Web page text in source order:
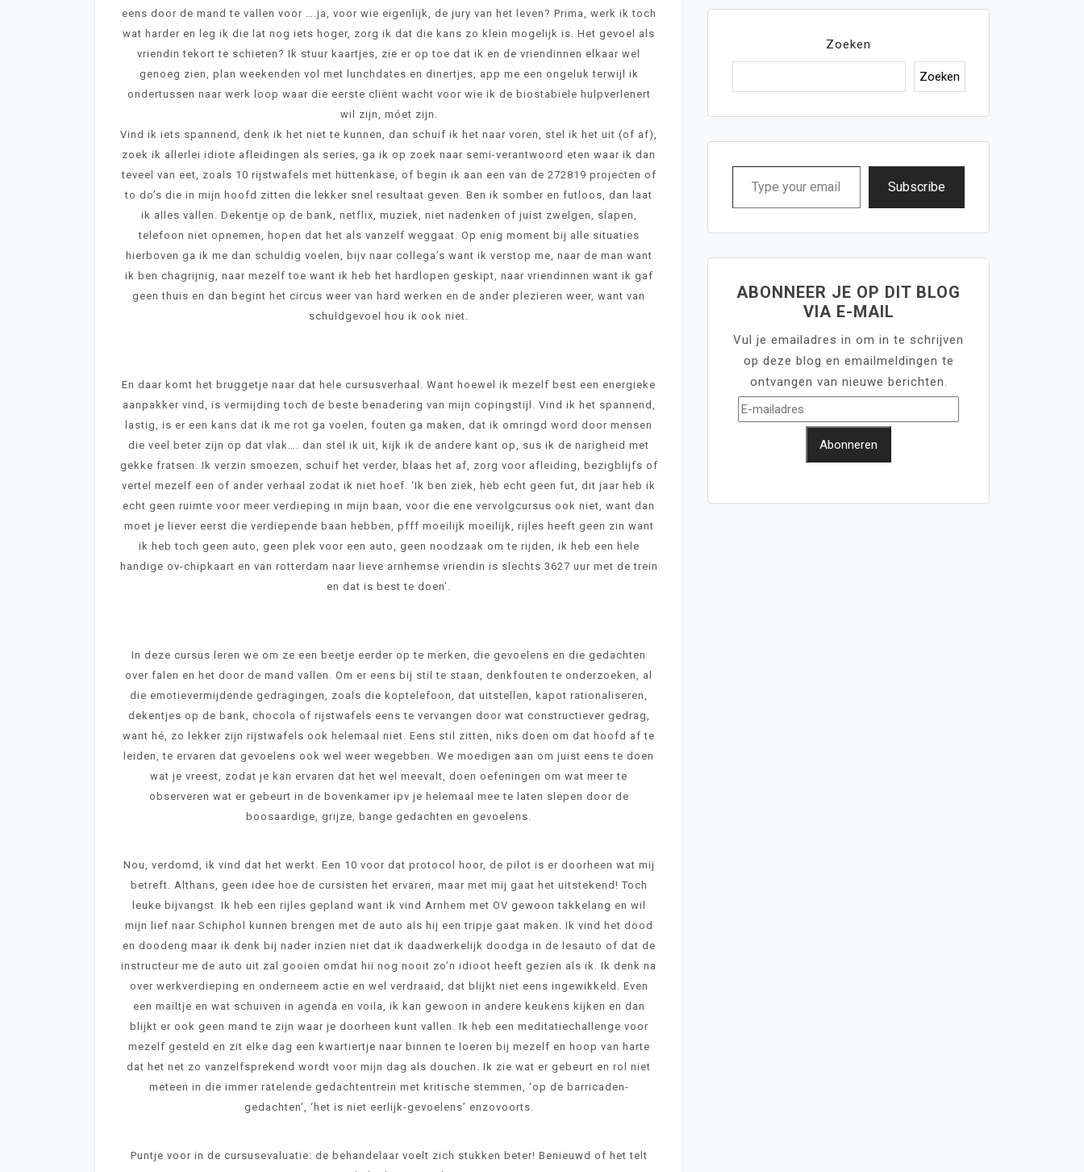
eens door de mand te vallen voor ….ja, voor wie eigenlijk, de jury van het leven? Prima, werk ik toch
wat harder en leg ik die lat nog iets hoger, zorg ik dat die kans zo klein mogelijk is. Het gevoel als
vriendin tekort te schieten? Ik stuur kaartjes, zie er op toe dat ik en de vriendinnen elkaar wel
genoeg zien, plan weekenden vol met lunchdates en dinertjes, app me een ongeluk terwijl ik
ondertussen naar werk loop waar die eerste cliënt wacht voor wie ik de biostabiele hulpverlenert
wil zijn, móet zijn.
Vind ik iets spannend, denk ik het niet te kunnen, dan schuif ik het naar voren, stel ik het uit (of af),
zoek ik allerlei idiote afleidingen als series, ga ik op zoek naar semi-verantwoord eten waar ik dan
teveel van eet, zoals 10 rijstwafels met hüttenkäse, of begin ik aan een van de 272819 projecten of
to do’s die in mijn hoofd zitten die lekker snel resultaat geven. Ben ik somber en futloos, dan laat
ik alles vallen. Dekentje op de bank, netflix, muziek, niet nadenken of juist zwelgen, slapen,
telefoon niet opnemen, hopen dat het als vanzelf weggaat. Op enig moment bij alle situaties
hierboven ga ik me dan schuldig voelen, bijv naar collega’s want ik verstop me, naar de man want
ik ben chagrijnig, naar mezelf toe want ik heb het hardlopen geskipt, naar vriendinnen want ik gaf
geen thuis en dan begint het circus weer van hard werken en de ander plezieren weer, want van
schuldgevoel hou ik ook niet.
En daar komt het bruggetje naar dat hele cursusverhaal. Want hoewel ik mezelf best een energieke
aanpakker vind, is vermijding toch de beste benadering van mijn copingstijl. Vind ik het spannend,
lastig, is er een kans dat ik me rot ga voelen, fouten ga maken, dat ik omringd word door mensen
die veel beter zijn op dat vlak…. dan stel ik uit, kijk ik de andere kant op, sus ik de narigheid met
gekke fratsen. Ik verzin smoezen, schuif het verder, blaas het af, zorg voor afleiding, bezigblijfs of
vertel mezelf een of ander verhaal zodat ik niet hoef. ‘Ik ben ziek, heb echt geen fut, dit jaar heb ik
echt geen ruimte voor meer verdieping in mijn baan, voor die ene vervolgcursus ook niet, want dan
moet je liever eerst die verdiepende baan hebben, pfff moeilijk moeilijk, rijles heeft geen zin want
ik heb toch geen auto, geen plek voor een auto, geen noodzaak om te rijden, ik heb een hele
handige ov-chipkaart en van rotterdam naar lieve arnhemse vriendin is slechts 3627 uur met de trein
en dat is best te doen’.
In deze cursus leren we om ze een beetje eerder op te merken, die gevoelens en die gedachten
over falen en het door de mand vallen. Om er eens bij stil te staan, denkfouten te onderzoeken, al
die emotievermijdende gedragingen, zoals die koptelefoon, dat uitstellen, kapot rationaliseren,
dekentjes op de bank, chocola of rijstwafels eens te vervangen door wat constructiever gedrag,
want hé, zo lekker zijn rijstwafels ook helemaal niet. Eens stil zitten, niks doen om dat hoofd af te
leiden, te ervaren dat gevoelens ook wel weer wegebben. We moedigen aan om juist eens te doen
wat je vreest, zodat je kan ervaren dat het wel meevalt, doen oefeningen om wat meer te
observeren wat er gebeurt in de bovenkamer ipv je helemaal mee te laten slepen door de
boosaardige, grijze, bange gedachten en gevoelens.
Nou, verdomd, ik vind dat het werkt. Een 10 voor dat protocol hoor, de pilot is er doorheen wat mij
betreft. Althans, geen idee hoe de cursisten het ervaren, maar met mij gaat het uitstekend! Toch
leuke bijvangst. Ik heb een rijles gepland want ik vind Arnhem met OV gewoon takkelang en wil
mijn lief naar Schiphol kunnen brengen met de auto als hij een tripje gaat maken. Ik vind het dood
en doodeng maar ik denk bij nader inzien niet dat ik daadwerkelijk doodga in de lesauto of dat de
instructeur me de auto uit zal gooien omdat hii nog nooit zo’n idioot heeft gezien als ik. Ik denk na
over werkverdieping en onderneem actie en wel verdraaid, dat blijkt niet eens ingewikkeld. Even
een mailtje en wat schuiven in agenda en voila, ik kan gewoon in andere keukens kijken en dan
blijkt er ook geen mand te zijn waar je doorheen kunt vallen. Ik heb een meditatiechallenge voor
mezelf gesteld en zit elke dag een kwartiertje naar binnen te loeren bij mezelf en hoop van harte
dat het net zo vanzelfsprekend wordt voor mijn dag als douchen. Ik zie wat er gebeurt en rol niet
meteen in die immer ratelende gedachtentrein met kritische stemmen, ‘op de barricaden-
gedachten’, ‘het is niet eerlijk-gevoelens’ enzovoorts.
Puntje voor in de cursusevaluatie: de behandelaar voelt zich stukken beter! Benieuwd of het telt
Zoeken
Zoeken
Subscribe
ABONNEER JE OP DIT BLOG
VIA E-MAIL
Vul je emailadres in om in te schrijven
op deze blog en emailmeldingen te
ontvangen van nieuwe berichten.
E-
mailadres
Abonneren